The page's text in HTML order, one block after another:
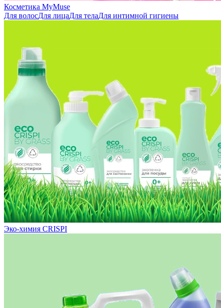
Косметика MyMuse
Для волосДля лицаДля телаДля интимной гигиены
Эко-химия CRISPI